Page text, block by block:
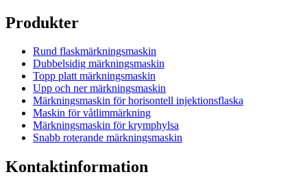
Produkter
Rund flaskmärkningsmaskin
Dubbelsidig märkningsmaskin
Topp platt märkningsmaskin
Upp och ner märkningsmaskin
Märkningsmaskin för horisontell injektionsflaska
Maskin för våtlimmärkning
Märkningsmaskin för krymphylsa
Snabb roterande märkningsmaskin
Kontaktinformation